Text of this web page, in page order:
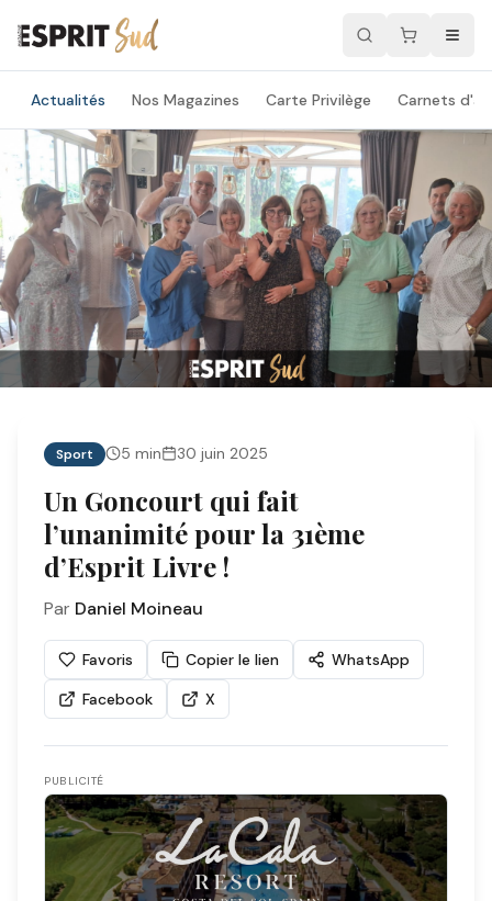
Actualités Nos Magazines Carte Privilège Carnets
Sport 5 min 30 juin 2025
Un Goncourt qui fait
l’unanimité pour la 31ème
d’Esprit Livre !
Par Daniel Moineau
Favoris Copier le lien
WhatsApp
Facebook
X
PUBLICITÉ